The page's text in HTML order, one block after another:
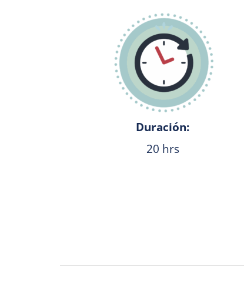
Duración:
20 hrs